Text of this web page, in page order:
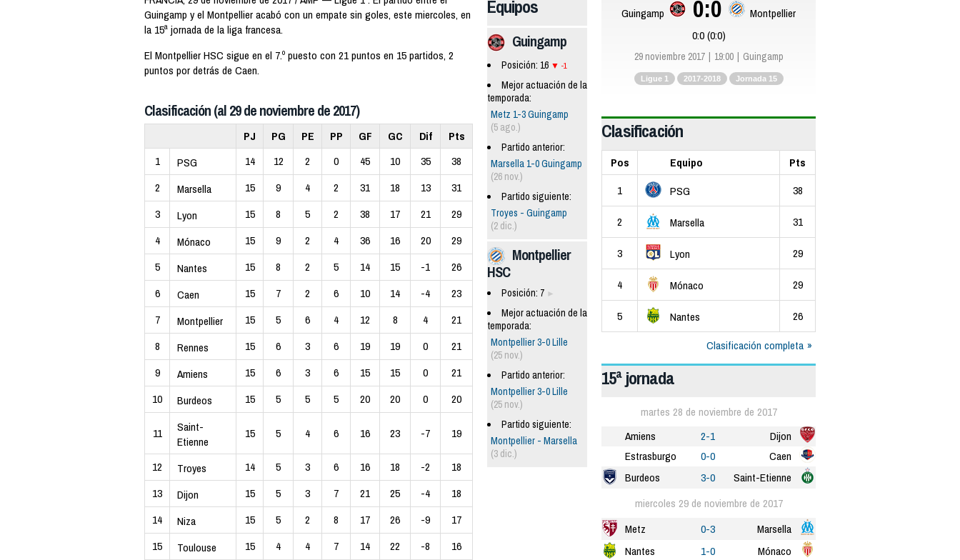
Guingamp y el Montpellier acabó con un empate sin goles, este miercoles, en
la 15ª jornada de la liga francesa.
El Montpellier HSC sigue en el 7.º puesto con 21 puntos en 15 partidos, 2
puntos por detrás de Caen.
Clasificación (al 29 de noviembre de 2017)
PJ PG PE PP GF GC Dif
Pts
1
PSG 14 12 2 0 45 10 35
38
2
Marsella 15 9 4 2 31 18 13
31
3
Lyon 15 8 5 2 38 17 21
29
4
Mónaco 15 9 2 4 36 16 20
29
5
Nantes 15 8 2 5 14 15 -1
26
6
Caen 15 7 2 6 10 14 -4
23
7
Montpellier 15 5 6 4 12 8 4
21
8
Rennes 15 6 3 6 19 19 0
21
9
Amiens 15 6 3 6 15 15 0
21
10
Burdeos 15 5 5 5 20 20 0 20
11
Saint-
Etienne
15 5 4 6 16 23 -7 19
12 Troyes 14 5 3 6 16 18 -2
18
13
Dijon 15 5 3 7 21 25 -4
18
14
Niza 15 5 2 8 17 26 -9
17
15
Toulouse 15 4 4 7 14 22 -8
16
Equipos
Guingamp
Posición: 16 -1
Mejor actuación de la
temporada:
Metz 1-3 Guingamp
(5 ago.)
Partido anterior:
Marsella 1-0 Guingamp
(26 nov.)
Partido siguiente:
Troyes - Guingamp
(2 dic.)
Montpellier
HSC
Posición: 7
Mejor actuación de la
temporada:
Montpellier 3-0 Lille
(25 nov.)
Partido anterior:
Montpellier 3-0 Lille
(25 nov.)
Partido siguiente:
Montpellier - Marsella
(3 dic.)
Guingamp 0:0
Montpellier
0:0 (0:0)
29 noviembre 2017 19:00 Guingamp
Ligue 1 2017-2018 Jornada 15
Clasificación
Pos Equipo
Pts
1
PSG 38
2 Marsella 31
3 Lyon 29
4 Mónaco 29
5 Nantes
26
Clasificación completa
15ª jornada
martes 28 de noviembre de 2017
Amiens
2-1
Dijon
Estrasburgo
0-0
Caen
Burdeos
3-0
Saint-Etienne
miercoles 29 de noviembre de 2017
Metz
0-3
Marsella
Nantes
1-0
Mónaco